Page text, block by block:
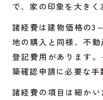
で、家の印象を大きく
諸経費は建物価格の3
地の購入と同様、不
登記費用があります
築確認申請に必要な手
諸経費の項目は細か